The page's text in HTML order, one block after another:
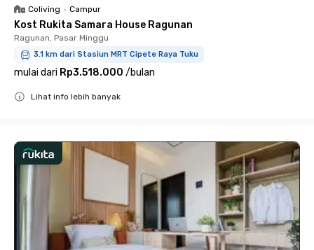
Coliving • Campur
Kost Rukita Samara House Ragunan
Ragunan, Pasar Minggu
3.1 km dari Stasiun MRT Cipete Raya Tuku
mulai dari Rp3.518.000 /bulan
Lihat info lebih banyak